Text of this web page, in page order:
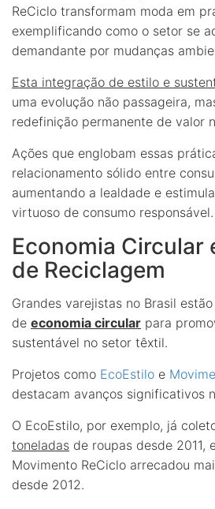
ReCiclo transformam moda em
exemplificando como o setor se
demandante por mudanças
Esta integração de estilo e
uma evolução não passageira,
redefinição permanente de valor
Ações que englobam essas
relacionamento sólido entre
aumentando a lealdade e
virtuoso de consumo responsável.
Economia Circular
de Reciclagem
Grandes varejistas no Brasil
de economia circular para
sustentável no setor têxtil.
Projetos como EcoEstilo e
destacam avanços significativos
O EcoEstilo, por exemplo, já
toneladas de roupas desde 2011,
Movimento ReCiclo arrecadou
desde 2012.